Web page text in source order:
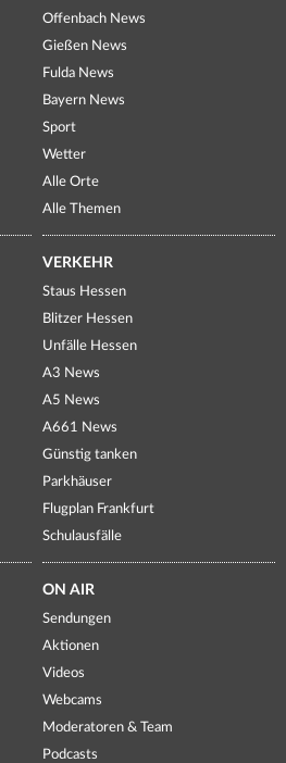
Offenbach News
Gießen News
Fulda News
Bayern News
Sport
Wetter
Alle Orte
Alle Themen
VERKEHR
Staus Hessen
Blitzer Hessen
Unfälle Hessen
A3 News
A5 News
A661 News
Günstig tanken
Parkhäuser
Flugplan Frankfurt
Schulausfälle
ON AIR
Sendungen
Aktionen
Videos
Webcams
Moderatoren & Team
Podcasts